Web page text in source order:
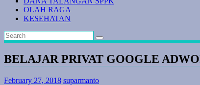
OLAH RAGA
KESEHATAN
BELAJAR PRIVAT GOOGLE
February 27, 2018 suparmanto